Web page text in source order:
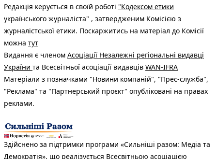
Редакція керується в своїй роботі "Кодексом етики
українського журналіста" , затвердженим Комісією з
журналістської етики. Поскаржитись на матеріал до Комісії
можна тут
Видання є членом Асоціації Незалежні регіональні видавці
України та Всесвітньої асоціації видавців WAN-IFRA
Матеріали з позначками "Новини компаній", "Прес-служба",
"Реклама" та "Партнерський проєкт" опубліковані на правах
реклами.
Здійснено за підтримки програми «Сильніші разом: Медіа та
Демократія», що реалізується Всесвітньою асоціацією